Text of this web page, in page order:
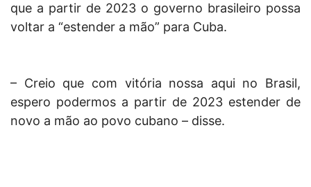
que a partir de 2023 o governo brasileiro possa
voltar a “estender a mão” para Cuba.
– Creio que com vitória nossa aqui no Brasil,
espero podermos a partir de 2023 estender de
novo a mão ao povo cubano – disse.